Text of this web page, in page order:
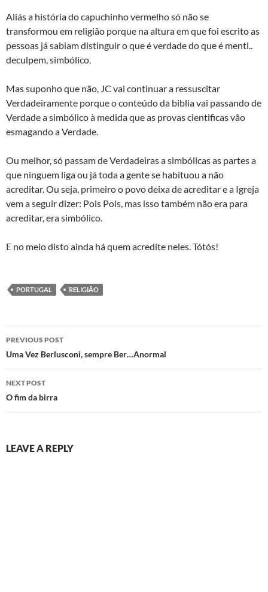
Aliás a história do capuchinho vermelho só não se
transformou em religião porque na altura em que foi escrito as
pessoas já sabiam distinguir o que é verdade do que é menti..
deculpem, simbólico.
Mas suponho que não, JC vai continuar a ressuscitar
Verdadeiramente porque o conteúdo da biblia vai passando de
Verdade a simbólico à medida que as provas cientificas vão
esmagando a Verdade.
Ou melhor, só passam de Verdadeiras a simbólicas as partes a
que ninguem liga ou já toda a gente se habituou a não
acreditar. Ou seja, primeiro o povo deixa de acreditar e a Igreja
vem a seguir dizer: Pois Pois, mas isso também não era para
acreditar, era simbólico.
E no meio disto ainda há quem acredite neles. Tótós!
PORTUGAL RELIGIÃO
Post
navigation
PREVIOUS POST
Uma Vez Berlusconi, sempre Ber…Anormal
NEXT POST
O fim da birra
LEAVE A REPLY